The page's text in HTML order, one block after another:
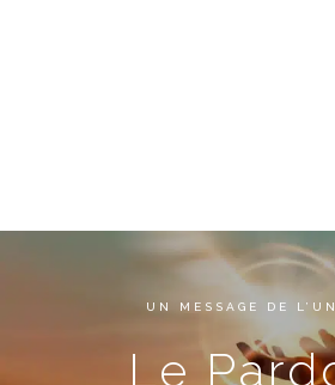
UN MESSAGE DE
Le